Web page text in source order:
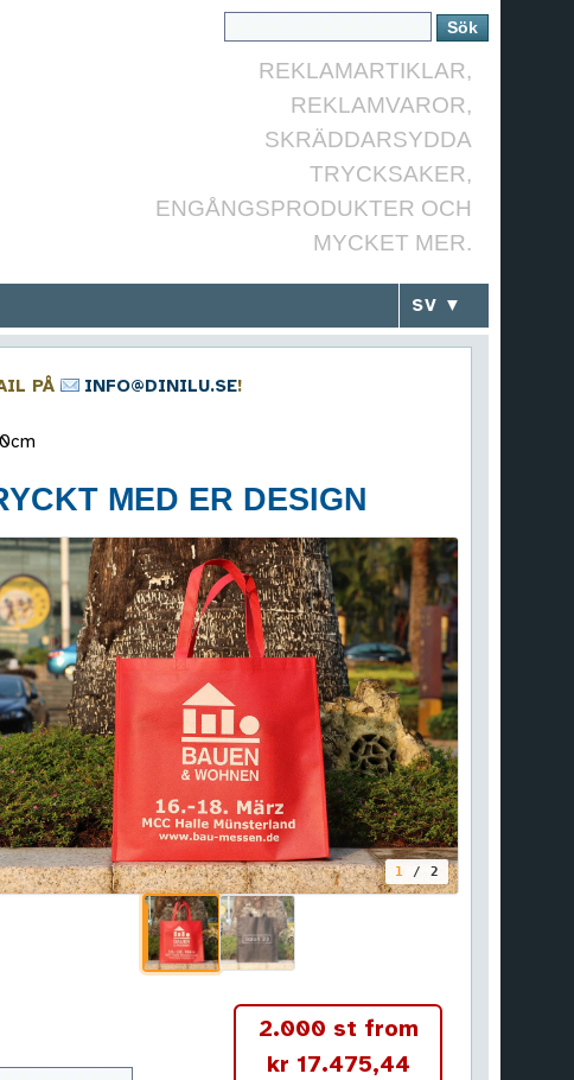
REKLAMARTIKLAR,
REKLAMVAROR,
SKRÄDDARSYDDA
TRYCKSAKER,
ENGÅNGSPRODUKTER OCH
MYCKET MER.
SV ▼
PÅ INFO@DINILU.SE!
MED ER DESIGN
1 / 2
2.000 st from
kr 17.475,44